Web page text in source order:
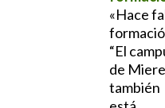
«Hace
“El
de
también